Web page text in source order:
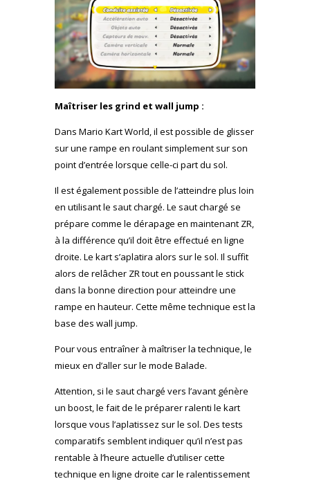
Maîtriser les grind et wall jump :
Dans Mario Kart World, il est possible de glisser
sur une rampe en roulant simplement sur son
point d’entrée lorsque celle-ci part du sol.
Il est également possible de l’atteindre plus loin
en utilisant le saut chargé. Le saut chargé se
prépare comme le dérapage en maintenant ZR,
à la différence qu’il doit être effectué en ligne
droite. Le kart s’aplatira alors sur le sol. Il suffit
alors de relâcher ZR tout en poussant le stick
dans la bonne direction pour atteindre une
rampe en hauteur. Cette même technique est la
base des wall jump.
Pour vous entraîner à maîtriser la technique, le
mieux en d’aller sur le mode Balade.
Attention, si le saut chargé vers l’avant génère
un boost, le fait de le préparer ralenti le kart
lorsque vous l’aplatissez sur le sol. Des tests
comparatifs semblent indiquer qu’il n’est pas
rentable à l’heure actuelle d’utiliser cette
technique en ligne droite car le ralentissement